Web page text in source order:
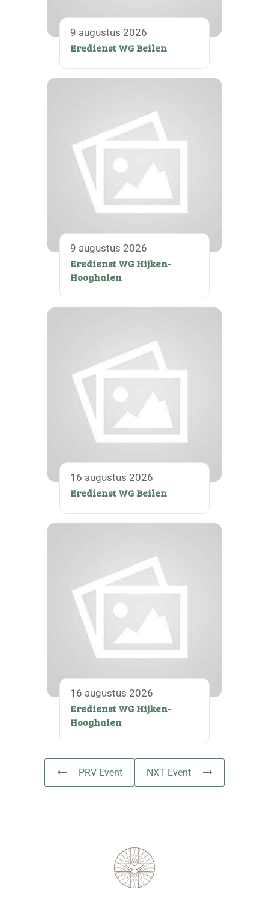
9 augustus 2026
Eredienst WG Beilen
9 augustus 2026
Eredienst WG Hijken-
Hooghalen
16 augustus 2026
Eredienst WG Beilen
16 augustus 2026
Eredienst WG Hijken-
Hooghalen
PRV Event NXT Event